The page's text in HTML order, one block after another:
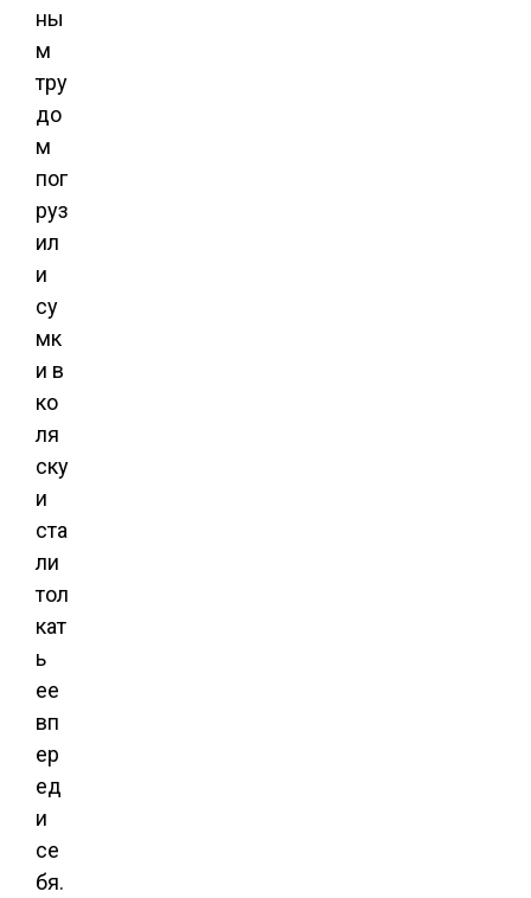
ны
м
тру
до
м
пог
руз
ил
и
су
мк
и в
ко
ля
ску
и
ста
ли
тол
кат
ь
ее
вп
ер
ед
и
се
бя.